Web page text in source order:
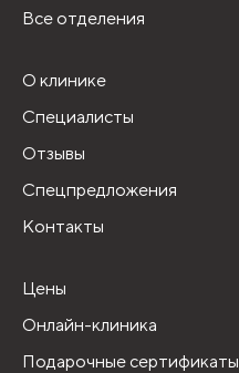
Все отделения
О клинике
Специалисты
Отзывы
Спецпредложения
Контакты
Цены
Онлайн-клиника
Подарочные сертификаты